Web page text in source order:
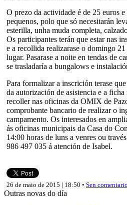
O prezo da actividade é de 25 euros
pequenos, polo que só necesitarán
esterilla, unha muda completa,
Os participantes terán que estar nas
e a recollida realizarase o domingo
lugar. Pasarase a noite en tendas de
se trasladaría a bungalows e
Para formalizar a inscrición terase
da autorización de asistencia e a
recoller nas oficinas da OMIX de
comprobante bancario de realizar o
campamento. Os interesados en
ás oficinas municipais da Casa do
14:00 horas de luns a venres ou
986 497 035 á atención de Isabel.
26 de maio de 2015 | 18:50 • Sen
Outras novas do día